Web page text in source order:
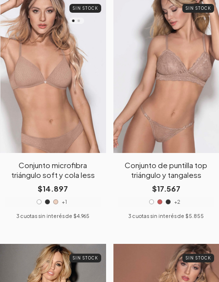
SIN STOCK
Conjunto microfibra
triángulo soft y cola less
$14.897
+1
3 cuotas sin interés de $4.965
SIN STOCK
Conjunto de puntilla top
triángulo y tangaless
$17.567
+2
3 cuotas sin interés de $5.855
SIN STOCK SIN STOCK